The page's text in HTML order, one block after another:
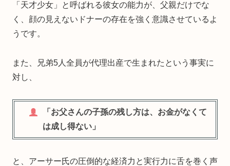
「天才少女」と呼ばれる彼女の能力が、父親だけでな
く、顔の見えないドナーの存在を強く意識させているよ
うです。
また、兄弟5人全員が代理出産で生まれたという事実に
対し、
「お父さんの子孫の残し方は、お金がなくて
は成し得ない」
と、アーサー氏の圧倒的な経済力と実行力に舌を巻く声